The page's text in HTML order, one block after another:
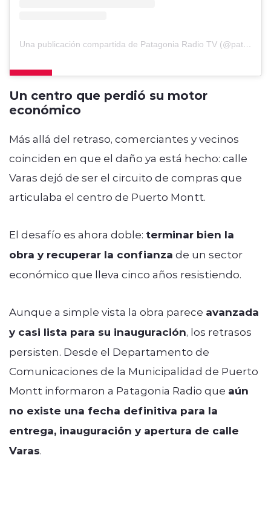
Una publicación compartida de Patagonia Radio TV (@patagoniaradiotv)
Un centro que perdió su motor
económico
Más allá del retraso, comerciantes y vecinos
coinciden en que el daño ya está hecho: calle
Varas dejó de ser el circuito de compras que
articulaba el centro de Puerto Montt.
El desafío es ahora doble: terminar bien la
obra y recuperar la confianza de un sector
económico que lleva cinco años resistiendo.
Aunque a simple vista la obra parece avanzada
y casi lista para su inauguración, los retrasos
persisten. Desde el Departamento de
Comunicaciones de la Municipalidad de Puerto
Montt informaron a Patagonia Radio que aún
no existe una fecha definitiva para la
entrega, inauguraci´ón y apertura de calle
Varas.